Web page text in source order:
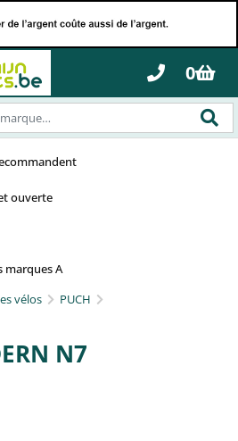
0
ouverte
marques A
vélos
PUCH
N7